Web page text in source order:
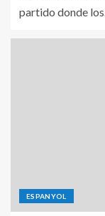
partido donde
ESPANYOL